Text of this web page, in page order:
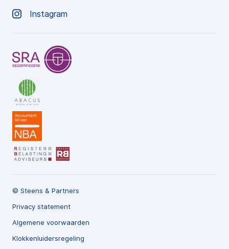
Instagram
© Steens & Partners
Privacy statement
Algemene voorwaarden
Klokkenluidersregeling